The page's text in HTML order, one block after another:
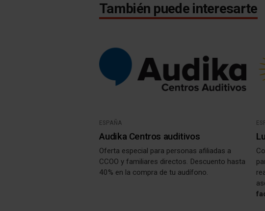
También puede interesarte
ESPAÑA
Audika Centros auditivos
Oferta especial para personas afiliadas a
CCOO y familiares directos. Descuento hasta
40% en la compra de tu audífono.